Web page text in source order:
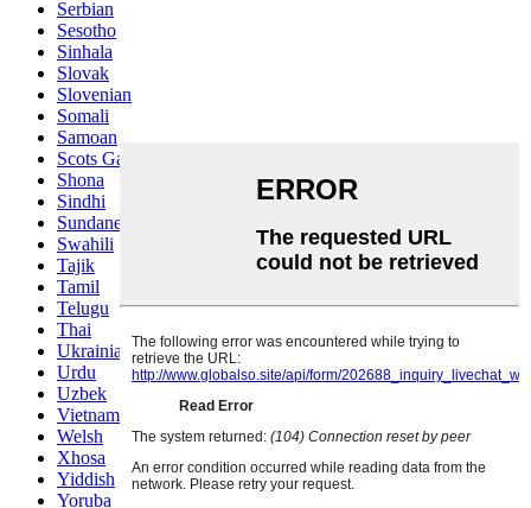
Serbian
Sesotho
Sinhala
Slovak
Slovenian
Somali
Samoan
Scots Gaelic
Shona
Sindhi
Sundanese
Swahili
Tajik
Tamil
Telugu
Thai
Ukrainian
Urdu
Uzbek
Vietnamese
Welsh
Xhosa
Yiddish
Yoruba